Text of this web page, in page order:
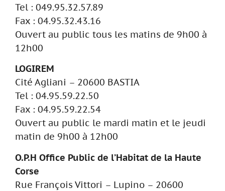
Tel : 049.95.32.57.89
Fax : 04.95.32.43.16
Ouvert au public tous les matins de 9h00 à
12h00
LOGIREM
Cité Agliani – 20600 BASTIA
Tel : 04.95.59.22.50
Fax : 04.95.59.22.54
Ouvert au public le mardi matin et le jeudi
matin de 9h00 à 12h00
O.P.H Office Public de l’Habitat de la Haute
Corse
Rue François Vittori – Lupino – 20600